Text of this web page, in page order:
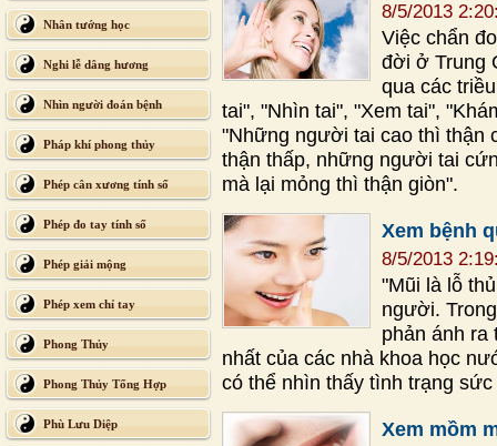
Nhân tướng học
Nghi lễ dâng hương
Nhìn người đoán bệnh
Pháp khí phong thủy
Phép cân xương tính số
Phép đo tay tính số
Phép giải mộng
Phép xem chỉ tay
Phong Thủy
Phong Thủy Tổng Hợp
Phù Lưu Diệp
8/5/2013
Việc chẩn
đời ở Trung
qua các
tai", "Nhìn tai", "Xem tai",
"Những người tai cao thì thận
thận thấp, những người tai
mà lại mỏng thì thận giòn".
Xem bệnh
8/5/2013
"Mũi là lỗ
người.
phản ánh
nhất của các nhà khoa học
có thể nhìn thấy tình trạng
Xem mồm